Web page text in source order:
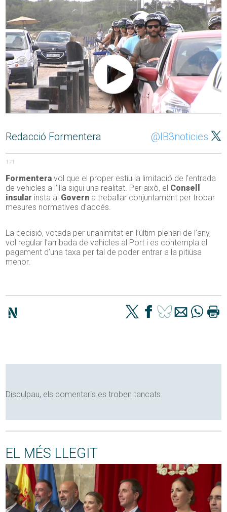
Redacció Formentera @IB3noticies
171
Formentera vol que el proper estiu la limitació de l’entrada
de vehicles a l’illa sigui una realitat. Per això, el Consell
insular insta al Govern a treballar conjuntament per trobar
mesures normatives d’accés.
La decisió, votada per unanimitat en l’últim plenari de l’any,
vol regular l’arribada de vehicles al Port i es contempla el
pagament d’una taxa per tal de poder entrar a la pitiüsa
menor.
Disculpau, els comentaris es troben tancats
EL MÉS LLEGIT